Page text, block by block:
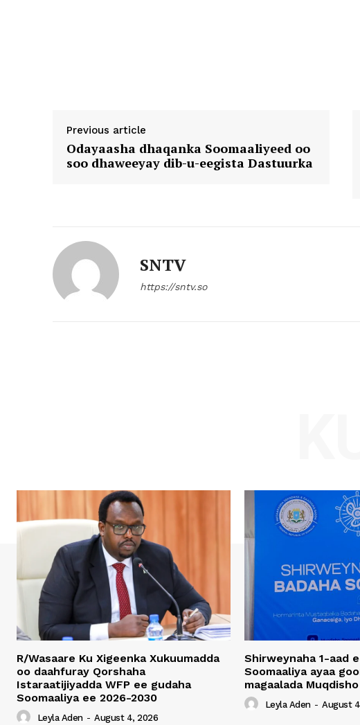
Previous article
Odayaasha dhaqanka Soomaaliyeed oo
soo dhaweeyay dib-u-eegista Dastuurka
SNTV
https://sntv.so
R/Wasaare Ku Xigeenka Xukuumadda
oo daahfuray Qorshaha
Istaraatijiyadda WFP ee gudaha
Soomaaliya ee 2026-2030
Leyla Aden - August 4, 2026
Shirweynaha 1-aad
Soomaaliya ayaa
magaalada Muqdisho
Leyla Aden - August